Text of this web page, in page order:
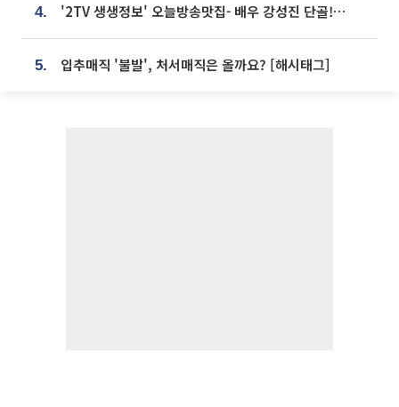
4. '2TV 생생정보' 오늘방송맛집- 배우 강성진 단골! 쌀국수ㆍ푸팟퐁 커리 맛집 '블○○○'
5. 입추매직 '불발', 처서매직은 올까요? [해시태그]